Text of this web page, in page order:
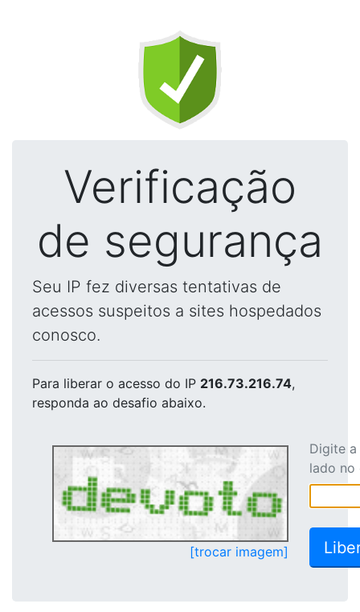
Verificação
de segurança
Seu IP fez diversas tentativas de
acessos suspeitos a sites hospedados
conosco.
Para liberar o acesso do IP 216.73.216.74,
responda ao desafio abaixo.
[trocar imagem]
Digite
lado no